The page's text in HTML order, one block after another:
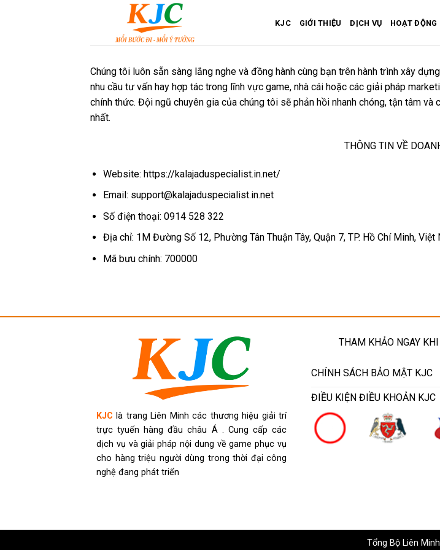
KJC GIỚI THIỆU DỊCH VỤ HOẠT ĐỘNG
Chúng tôi luôn sẵn sàng lắng nghe và đồng hành cùng bạn trên hành trình xây
nhu cầu tư vấn hay hợp tác trong lĩnh vực game, nhà cái hoặc các giải pháp
chính thức. Đội ngũ chuyên gia của chúng tôi sẽ phản hồi nhanh chóng, tận tâm
nhất.
THÔNG TIN VỀ
Website: https://kalajaduspecialist.in.net/
Email: support@kalajaduspecialist.in.net
Số điện thoại: 0914 528 322
Địa chỉ: 1M Đường Số 12, Phường Tân Thuận Tây, Quận 7, TP. Hồ Chí Minh, Việt
Mã bưu chính: 700000
KJC là trang Liên Minh các thương hiệu giải trí
trực tyuến hàng đầu châu Á . Cung cấp các
dịch vụ và giải pháp nội dung về game phục vụ
cho hàng triệu người dùng trong thời đại công
nghệ đang phát triển
THAM KHẢO NGAY
CHÍNH SÁCH BẢO MẬT KJC
ĐIỀU KIỆN ĐIỀU KHOẢN KJC
Tổng Bộ Liên